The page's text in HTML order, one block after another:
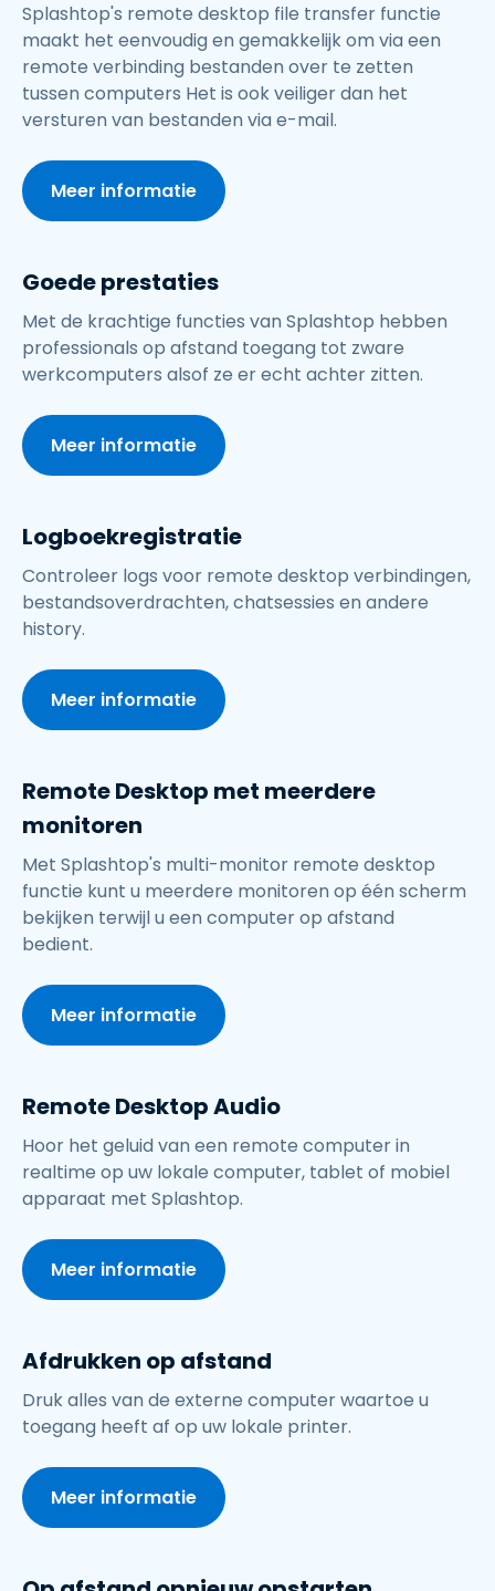
Splashtop's remote desktop file transfer functie
maakt het eenvoudig en gemakkelijk om via een
remote verbinding bestanden over te zetten
tussen computers Het is ook veiliger dan het
versturen van bestanden via e-mail.
Meer informatie
Goede prestaties
Met de krachtige functies van Splashtop hebben
professionals op afstand toegang tot zware
werkcomputers alsof ze er echt achter zitten.
Meer informatie
Logboekregistratie
Controleer logs voor remote desktop verbindingen,
bestandsoverdrachten, chatsessies en andere
history.
Meer informatie
Remote Desktop met meerdere
monitoren
Met Splashtop's multi-monitor remote desktop
functie kunt u meerdere monitoren op één scherm
bekijken terwijl u een computer op afstand
bedient.
Meer informatie
Remote Desktop Audio
Hoor het geluid van een remote computer in
realtime op uw lokale computer, tablet of mobiel
apparaat met Splashtop.
Meer informatie
Afdrukken op afstand
Druk alles van de externe computer waartoe u
toegang heeft af op uw lokale printer.
Meer informatie